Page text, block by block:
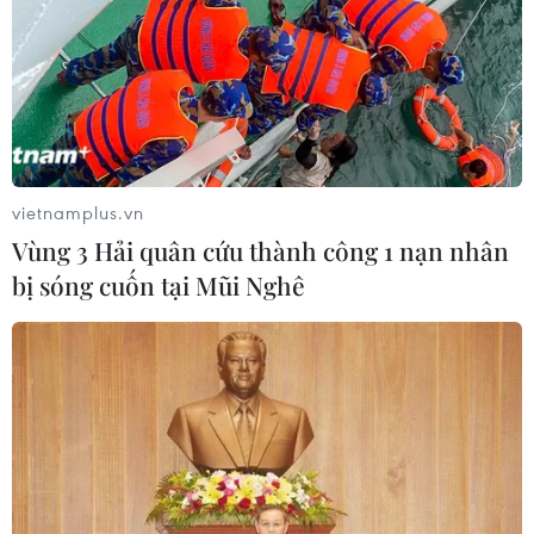
Nhiều chuyến bay tại Đức chuyển
hướng do vật thể bay gần đường
băng
05/08/2026 10:54
Dự luật trừng phạt Nga của
Mỹ có thể khiến châu Âu chịu tác
động ngược
EU tuyên bố vượt qua “phép thử” an
ninh biên giới sau khủng hoảng
Ceuta
05/08/2026 00:37
vietnamplus.vn
Vùng 3 Hải quân cứu thành công 1 nạn nhân
bị sóng cuốn tại Mũi Nghê